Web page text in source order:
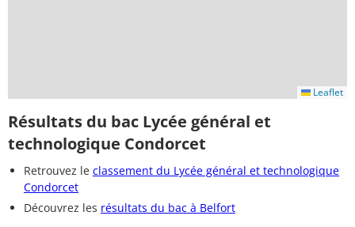
Leaflet
Résultats du bac Lycée général et
technologique Condorcet
Retrouvez le classement du Lycée général et technologique
Condorcet
Découvrez les résultats du bac à Belfort